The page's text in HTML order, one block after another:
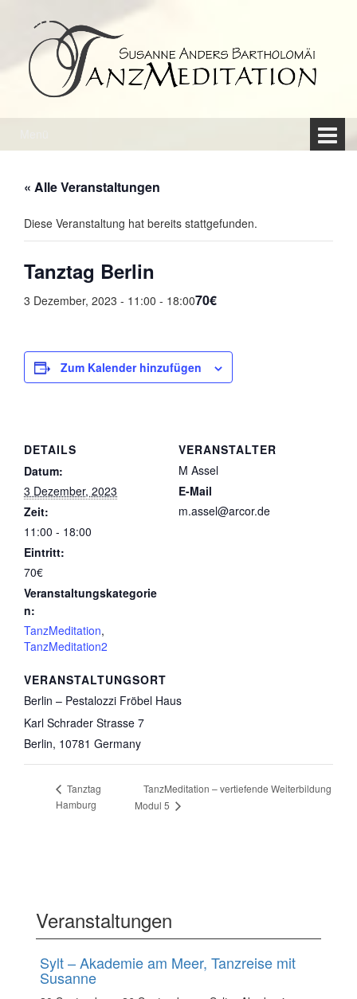
Hauptmenü
springen
« Alle Veranstaltungen
Diese Veranstaltung hat bereits stattgefunden.
Tanztag Berlin
3 Dezember, 2023 - 11:00 - 18:0070€
Zum Kalender hinzufügen
DETAILS
Datum:
3 Dezember, 2023
Zeit:
11:00 - 18:00
Eintritt:
70€
Veranstaltungskategorie
n:
TanzMeditation,
TanzMeditation2
VERANSTALTUNGSORT
Berlin – Pestalozzi Fröbel Haus
Karl Schrader Strasse 7
Berlin, 10781 Germany
VERANSTALTER
M Assel
E-Mail
m.assel@arcor.de
Tanztag
Hamburg
TanzMeditation – vertiefende Weiterbildung
Modul 5
Veranstaltungen
Sylt – Akademie am Meer, Tanzreise mit
Susanne